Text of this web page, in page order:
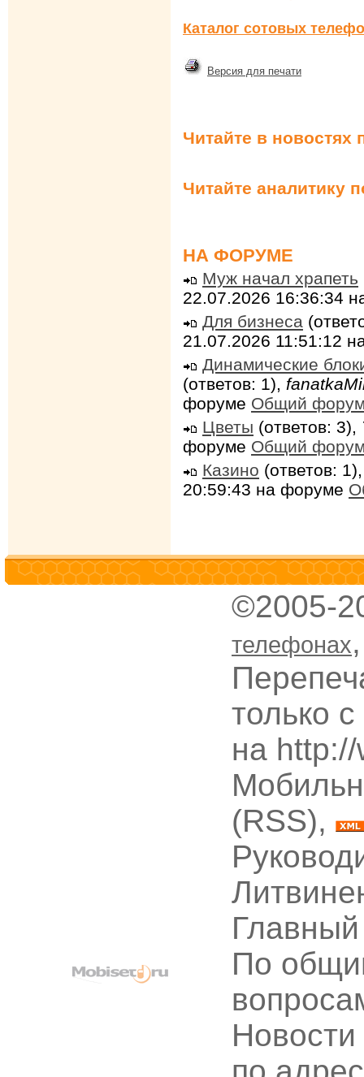
Каталог сотовых
Версия для печати
Читайте в новостях
Читайте аналитику
НА ФОРУМЕ
Муж начал храпеть
22.07.2026 16:36:34
Для бизнеса
21.07.2026 11:51:12
Динамические
(ответов: 1),
форуме Общий
Цветы (ответов: 3),
форуме Общий
Казино (ответов:
20:59:43 на форуме
©2005-
телефонах
только
на
(RSS),
По